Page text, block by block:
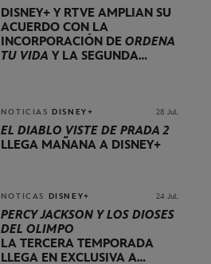
DISNEY+ Y RTVE AMPLÍAN SU
ACUERDO CON LA
INCORPORACIÓN DE ORDENA
TU VIDA Y LA SEGUNDA
NOTICIAS DISNEY+ 28 Jul.
EL DIABLO VISTE DE PRADA 2
LLEGA MAÑANA A DISNEY+
NOTICAS DISNEY+ 24 Jul.
PERCY JACKSON Y LOS DIOSES
DEL OLIMPO
LA TERCERA TEMPORADA
LLEGA EN EXCLUSIVA A